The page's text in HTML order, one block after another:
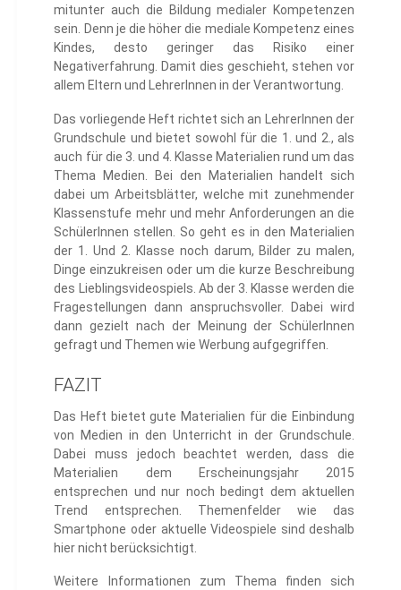
mitunter auch die Bildung medialer Kompetenzen
sein. Denn je die höher die mediale Kompetenz eines
Kindes, desto geringer das Risiko einer
Negativerfahrung. Damit dies geschieht, stehen vor
allem Eltern und LehrerInnen in der Verantwortung.
Das vorliegende Heft richtet sich an LehrerInnen der
Grundschule und bietet sowohl für die 1. und 2., als
auch für die 3. und 4. Klasse Materialien rund um das
Thema Medien. Bei den Materialien handelt sich
dabei um Arbeitsblätter, welche mit zunehmender
Klassenstufe mehr und mehr Anforderungen an die
SchülerInnen stellen. So geht es in den Materialien
der 1. Und 2. Klasse noch darum, Bilder zu malen,
Dinge einzukreisen oder um die kurze Beschreibung
des Lieblingsvideospiels. Ab der 3. Klasse werden die
Fragestellungen dann anspruchsvoller. Dabei wird
dann gezielt nach der Meinung der SchülerInnen
gefragt und Themen wie Werbung aufgegriffen.
FAZIT
Das Heft bietet gute Materialien für die Einbindung
von Medien in den Unterricht in der Grundschule.
Dabei muss jedoch beachtet werden, dass die
Materialien dem Erscheinungsjahr 2015
entsprechen und nur noch bedingt dem aktuellen
Trend entsprechen. Themenfelder wie das
Smartphone oder aktuelle Videospiele sind deshalb
hier nicht berücksichtigt.
Weitere Informationen zum Thema finden sich